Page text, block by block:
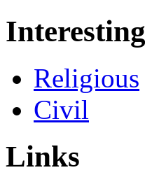
Religious
Civil
Links